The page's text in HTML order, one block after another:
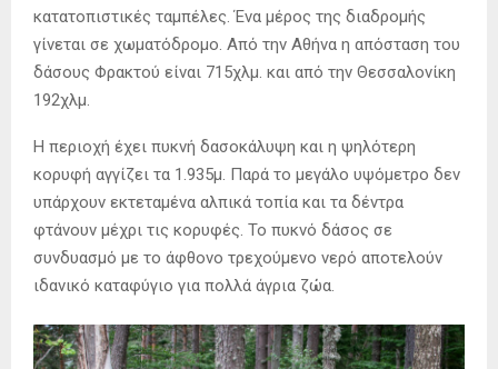
κατατοπιστικές ταμπέλες. Ένα μέρος της διαδρομής
γίνεται σε χωματόδρομο. Από την Αθήνα η απόσταση του
δάσους Φρακτού είναι 715χλμ. και από την Θεσσαλονίκη
192χλμ.
Η περιοχή έχει πυκνή δασοκάλυψη και η ψηλότερη
κορυφή αγγίζει τα 1.935μ. Παρά το μεγάλο υψόμετρο δεν
υπάρχουν εκτεταμένα αλπικά τοπία και τα δέντρα
φτάνουν μέχρι τις κορυφές. Το πυκνό δάσος σε
συνδυασμό με το άφθονο τρεχούμενο νερό αποτελούν
ιδανικό καταφύγιο για πολλά άγρια ζώα.